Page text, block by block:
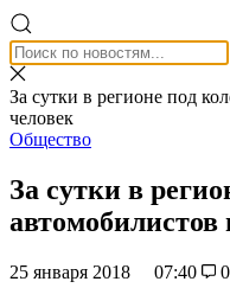
За сутки в регионе под
человек
Общество
За сутки в
автомобилистов
25 января 2018 07:40 0